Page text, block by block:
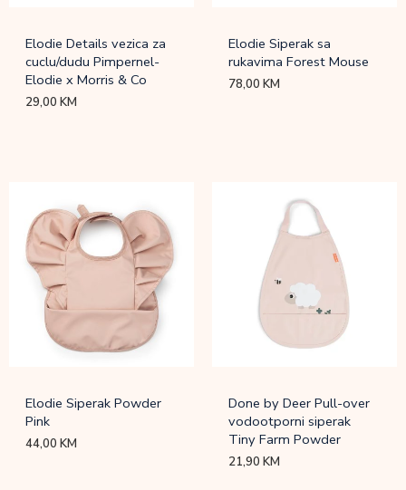
Elodie Details vezica za
cuclu/dudu Pimpernel-
Elodie x Morris & Co
29,00KM
Elodie Siperak sa
rukavima Forest Mouse
78,00KM
Elodie Siperak Powder
Pink
44,00KM
Done by Deer Pull-over
vodootporni siperak
Tiny Farm Powder
21,90KM